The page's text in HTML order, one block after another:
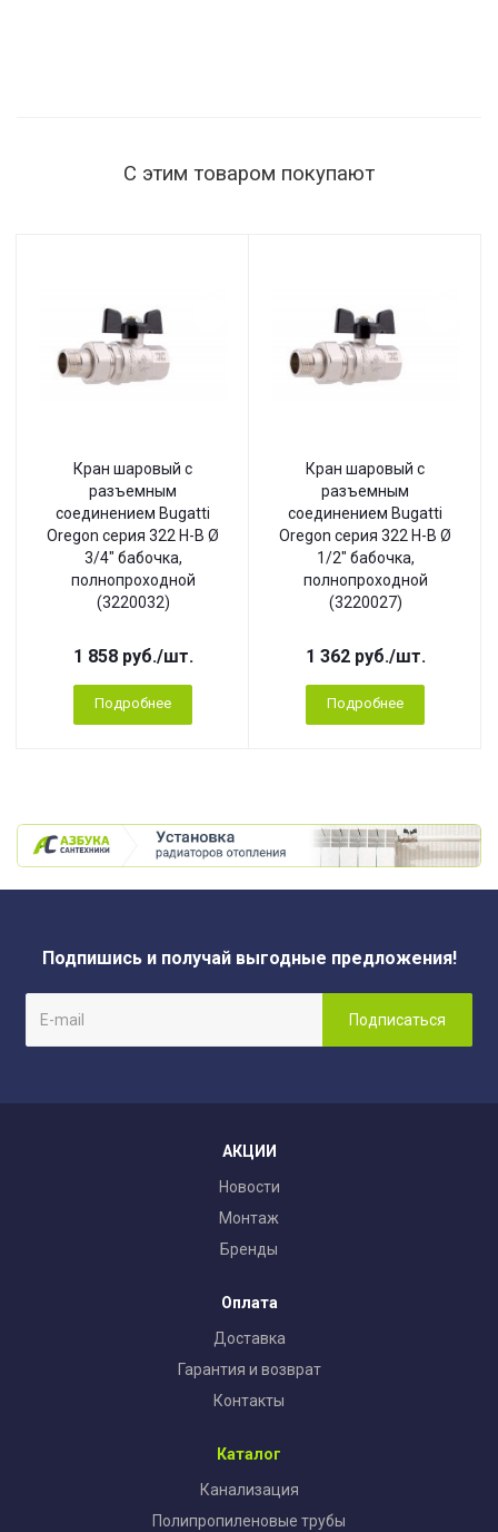
С этим товаром покупают
Кран шаровый с
разъемным
соединением Bugatti
Oregon серия 322 Н-В Ø
3/4" бабочка,
полнопроходной
(3220032)
1 858руб./шт.
Подробнее
Кран шаровый с
разъемным
соединением Bugatti
Oregon серия 322 Н-В Ø
1/2" бабочка,
полнопроходной
(3220027)
1 362руб./шт.
Подробнее
Подпишись и получай выгодные предложения!
АКЦИИ
Новости
Монтаж
Бренды
Оплата
Доставка
Гарантия и возврат
Контакты
Каталог
Канализация
Полипропиленовые трубы